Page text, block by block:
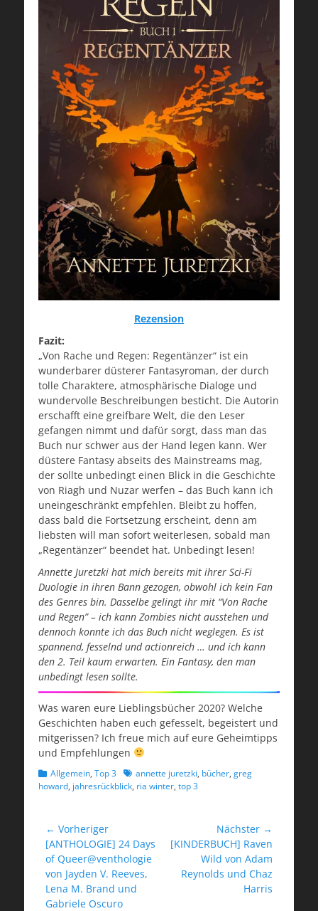
Rezension
Fazit:
„Von Rache und Regen: Regentänzer“ ist ein
wunderbarer düsterer Fantasyroman, der durch
tolle Charaktere, atmosphärische Dialoge und
wundervolle Beschreibungen besticht. Die Autorin
erschafft eine greifbare Welt, die den Leser
gefangen nimmt und dafür sorgt, dass man das
Buch nur schwer aus der Hand legen kann. Wer
düstere Fantasy abseits des Mainstreams mag,
der sollte unbedingt einen Blick in die Geschichte
von Riagh und Nuzar werfen – das Buch kann ich
uneingeschränkt empfehlen. Bleibt zu hoffen,
dass bald die Fortsetzung erscheint, denn am
liebsten will man sofort weiterlesen, sobald man
„Regentänzer“ beendet hat. Unbedingt lesen!
Annette Juretzki hat mich bereits mit ihrer Sci-Fi
Duologie in ihren Bann gezogen, obwohl ich kein Fan
des Genres bin. Dasselbe gelingt ihr mit “Von Rache
und Regen” – ich kann Zombies nicht ausstehen und
dennoch konnte ich das Buch nicht weglegen. Es ist
spannend, fesselnd und actionreich … und ich kann
den 2. Teil kaum erwarten. Ein Fantasy, den man
unbedingt lesen sollte.
Was waren eure Lieblingsbücher 2020? Welche
Geschichten haben euch gefesselt, begeistert und
mitgerissen? Ich freue mich auf eure Geheimtipps
und Empfehlungen
Kategorien
Allgemein, Top 3 Schlagworte
annette juretzki, bücher, greg
howard, jahresrückblick, ria winter, top 3
Beitragsnavigation
← Vorheriger
Vorheriger
Beitrag:
[ANTHOLOGIE] 24 Days
of Queer@venthologie
von Jayden V. Reeves,
Lena M. Brand und
Gabriele Oscuro
Nächster →
Nächster
[KINDERBUCH] Raven
Wild von Adam
Reynolds und Chaz
Harris